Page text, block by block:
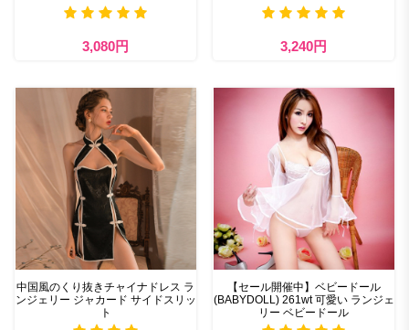
3,080円 3,240円
中国風のくり抜きチャイナドレス ラ
ンジェリー ジャカード サイドスリッ
ト
【セール開催中】ベビードール
(BABYDOLL) 261wt 可愛い ランジェ
リー ベビードール